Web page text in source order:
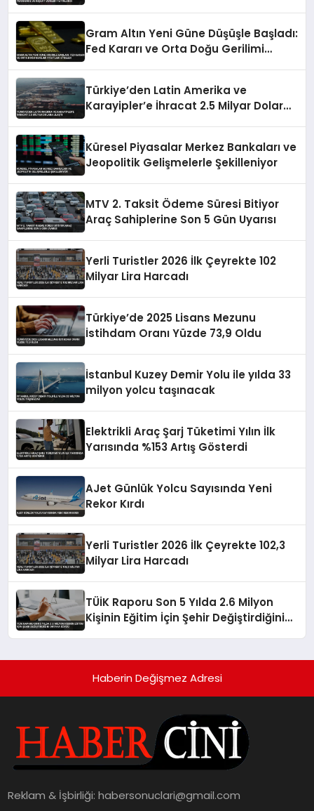
Gram Altın Yeni Güne Düşüşle Başladı:
Fed Kararı ve Orta Doğu Gerilimi
Türkiye’den Latin Amerika ve
Karayipler’e İhracat 2.5 Milyar Dolara
Küresel Piyasalar Merkez Bankaları ve
Jeopolitik Gelişmelerle Şekilleniyor
MTV 2. Taksit Ödeme Süresi Bitiyor
Araç Sahiplerine Son 5 Gün Uyarısı
Yerli Turistler 2026 İlk Çeyrekte 102
Milyar Lira Harcadı
Türkiye’de 2025 Lisans Mezunu
İstihdam Oranı Yüzde 73,9 Oldu
İstanbul Kuzey Demir Yolu ile yılda 33
milyon yolcu taşınacak
Elektrikli Araç Şarj Tüketimi Yılın İlk
Yarısında %153 Artış Gösterdi
AJet Günlük Yolcu Sayısında Yeni
Rekor Kırdı
Yerli Turistler 2026 İlk Çeyrekte 102,3
Milyar Lira Harcadı
TÜİK Raporu Son 5 Yılda 2.6 Milyon
Kişinin Eğitim İçin Şehir Değiştirdiğini
Haberin Değişmez Adresi
Reklam & İşbirliği:habersonuclari@gmail.com